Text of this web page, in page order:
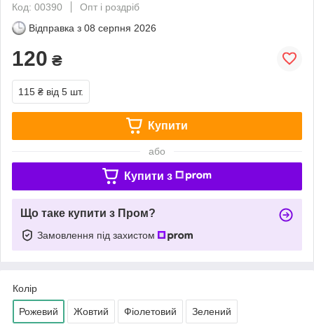
Код: 00390
Опт і роздріб
Відправка з 08 серпня 2026
120 ₴
115 ₴ від 5 шт.
Купити
або
Купити з
Що таке купити з Пром?
Замовлення під захистом
Колір
Рожевий Жовтий Фіолетовий Зелений